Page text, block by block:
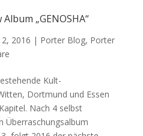
„GENOSHA“
2, 2016 | Porter Blog, Porter
Kult-
Dortmund und Essen
Nach 4 selbst
Überraschungsalbum